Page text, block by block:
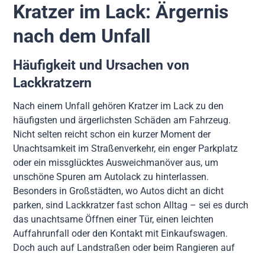
Kratzer im Lack: Ärgernis
nach dem Unfall
Häufigkeit und Ursachen von
Lackkratzern
Nach einem Unfall gehören Kratzer im Lack zu den
häufigsten und ärgerlichsten Schäden am Fahrzeug.
Nicht selten reicht schon ein kurzer Moment der
Unachtsamkeit im Straßenverkehr, ein enger Parkplatz
oder ein missglücktes Ausweichmanöver aus, um
unschöne Spuren am Autolack zu hinterlassen.
Besonders in Großstädten, wo Autos dicht an dicht
parken, sind Lackkratzer fast schon Alltag – sei es durch
das unachtsame Öffnen einer Tür, einen leichten
Auffahrunfall oder den Kontakt mit Einkaufswagen.
Doch auch auf Landstraßen oder beim Rangieren auf